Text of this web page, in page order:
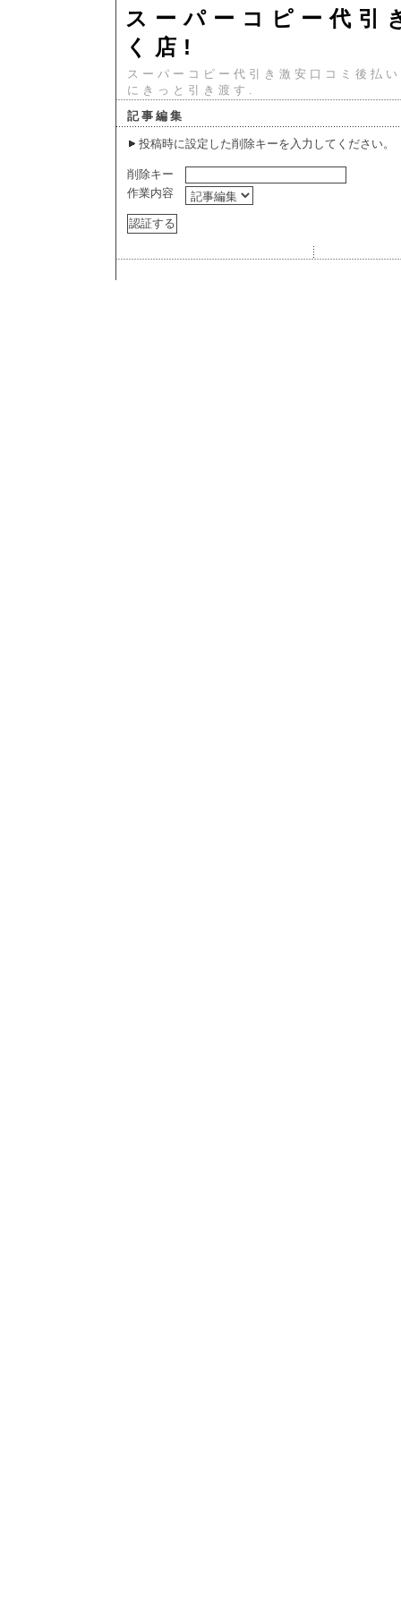
スーパーコピー代引
く店!
スーパーコピー代引き激安口コミ後払
にきっと引き渡す.
記事編集
投稿時に設定した削除キーを入力してください。
削除キー
作業内容